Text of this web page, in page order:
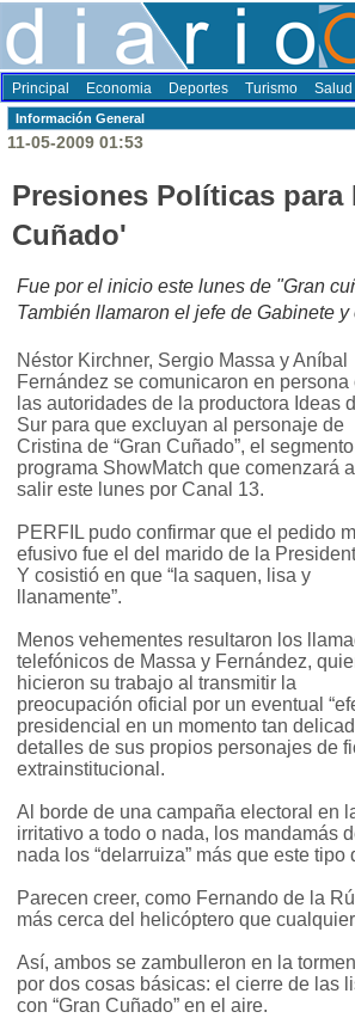
Principal Economia Deportes Turismo Salud
Información General
11-05-2009 01:53
Presiones Políticas
Cuñado'
Fue por el inicio este lunes de "Gran
También llamaron el jefe de Gabinete
Néstor Kirchner, Sergio Massa y Aníbal
Fernández se comunicaron en persona
las autoridades de la productora Ideas
Sur para que excluyan al personaje de
Cristina de “Gran Cuñado”, el segmento
programa ShowMatch que comenzará a
salir este lunes por Canal 13.
PERFIL pudo confirmar que el pedido
efusivo fue el del marido de la
Y cosistió en que “la saquen, lisa y
llanamente”.
Menos vehementes resultaron los
telefónicos de Massa y Fernández,
hicieron su trabajo al transmitir la
preocupación oficial por un eventual
presidencial en un momento tan
detalles de sus propios personajes de
extrainstitucional.
Al borde de una campaña electoral en
irritativo a todo o nada, los mandamás
nada los “delarruiza” más que este
Parecen creer, como Fernando de la
más cerca del helicóptero que
Así, ambos se zambulleron en la
por dos cosas básicas: el cierre de las
con “Gran Cuñado” en el aire.